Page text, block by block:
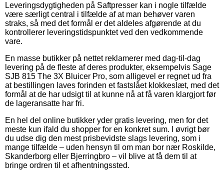
Leveringsdygtigheden på Saftpresser kan i nogle tilfælde
være særligt central i tilfælde af at man behøver varen
straks, så med det formål er det aldeles afgørende at du
kontrollerer leveringstidspunktet ved den vedkommende
vare.
En masse butikker på nettet reklamerer med dag-til-dag
levering på de fleste af deres produkter, eksempelvis Sage
SJB 815 The 3X Bluicer Pro, som alligevel er regnet ud fra
at bestillingen laves forinden et fastslået klokkeslæt, med det
formål at de har udsigt til at kunne nå at få varen klargjort før
de lageransatte har fri.
En hel del online butikker yder gratis levering, men for det
meste kun ifald du shopper for en konkret sum. I øvrigt bør
du udse dig den mest prisbevidste slags levering, som i
mange tilfælde – uden hensyn til om man bor nær Roskilde,
Skanderborg eller Bjerringbro – vil blive at få dem til at
bringe ordren til et afhentningssted.